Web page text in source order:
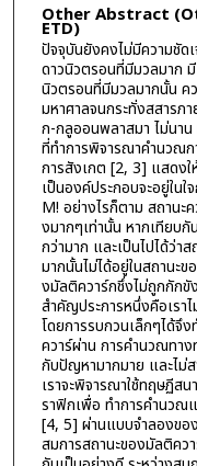
Other Abstract
ETD)
ปัจจุบันยังคงไม่มีความชัด
ดาวนิวตรอนที่มีมวลมาก
นิวตรอนที่มีมวลมากนั้น ค
มหาศาลจนกระทั่งสสารภา
ก-กลูออนพลาสมา ไม่นาน
ที่ทำการพิจารณาคำนวณก
การสังเกต [2, 3] แสดงใ
เป็นองค์ประกอบจะอยู่ใน
M! อย่างไรก็ตาม สถาน
งมากๆเท่านั้น หากเทียบ
กว่ามาก และเป็นไปได้ว่า
มากนั้นไม่ได้อยู่ในสถานะ
งมัลติควาร์กชึ่งไม่ถูกกักขั
สำคัญประการหนึ่งคือเรา
โดยการรบกวนเล็กๆได้จึ
ควาร์ผ่าน การคำนวณทา
กับปัญหามากมาย และไม่
เราจะพิจารณาใช้ทฤษฏีส
ราฟิกเพื่อ ทำการคำนวณ
[4, 5] ผ่านแบบจำลองของ
สมการสถานะของมัลติคว